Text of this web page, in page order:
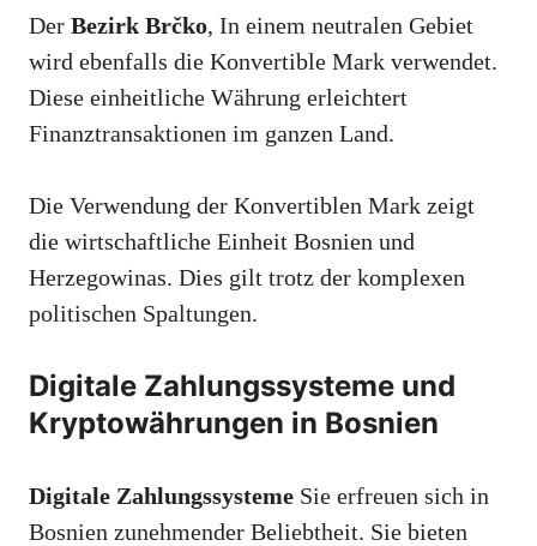
Der Bezirk Brčko, In einem neutralen Gebiet
wird ebenfalls die Konvertible Mark verwendet.
Diese einheitliche Währung erleichtert
Finanztransaktionen im ganzen Land.
Die Verwendung der Konvertiblen Mark zeigt
die wirtschaftliche Einheit Bosnien und
Herzegowinas. Dies gilt trotz der komplexen
politischen Spaltungen.
Digitale Zahlungssysteme und
Kryptowährungen in Bosnien
Digitale Zahlungssysteme Sie erfreuen sich in
Bosnien zunehmender Beliebtheit. Sie bieten